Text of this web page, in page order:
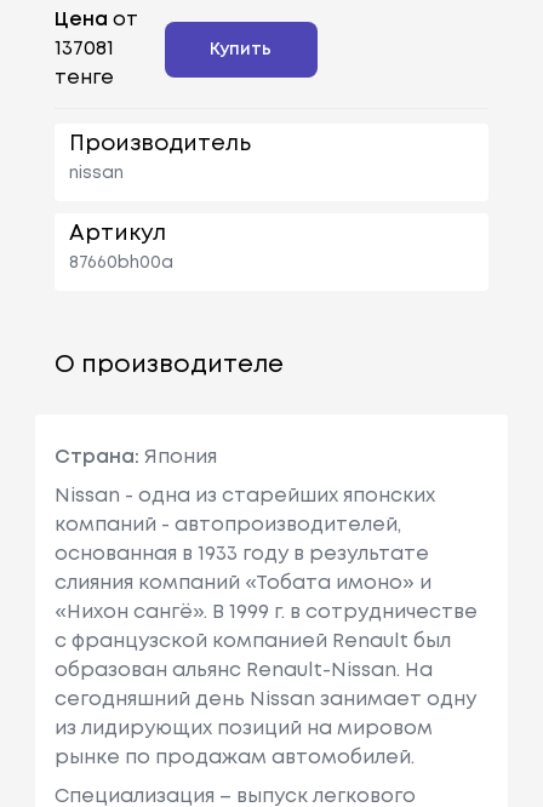
Цена от
137081
тенге
Купить
Производитель
nissan
Артикул
87660bh00a
О производителе
Страна: Япония
Nissan - одна из старейших японских
компаний - автопроизводителей,
основанная в 1933 году в результате
слияния компаний «Тобата имоно» и
«Нихон сангё». В 1999 г. в сотрудничестве
с французcкой компанией Renault был
образован альянс Renault-Nissan. На
сегодняшний день Nissan занимает одну
из лидирующих позиций на мировом
рынке по продажам автомобилей.
Специализация – выпуск легкового